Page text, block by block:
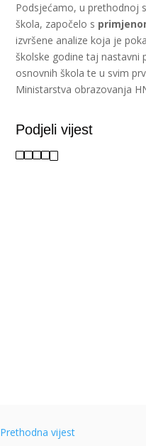
Podsjećamo, u prethodnoj
škola, započelo s
izvršene analize koja je
školske godine taj nastavni
osnovnih škola te u svim
Ministarstva obrazovanja
Podjeli vijest
Prethodna vijest